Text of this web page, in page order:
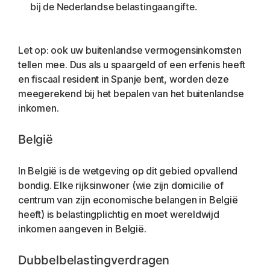
bij de Nederlandse belastingaangifte.
Let op: ook uw buitenlandse vermogensinkomsten
tellen mee. Dus als u spaargeld of een erfenis heeft
en fiscaal resident in Spanje bent, worden deze
meegerekend bij het bepalen van het buitenlandse
inkomen.
België
In België is de wetgeving op dit gebied opvallend
bondig. Elke rijksinwoner (wie zijn domicilie of
centrum van zijn economische belangen in België
heeft) is belastingplichtig en moet wereldwijd
inkomen aangeven in België.
Dubbelbelastingverdragen